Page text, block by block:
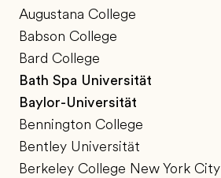
Augustana College
Babson College
Bard College
Bath Spa Universität
Baylor-Universität
Bennington College
Bentley Universität
Berkeley College New York City